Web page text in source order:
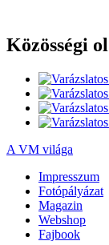
Közösségi
A VM világa
Impresszum
Fotópályázat
Magazin
Webshop
Fajbook